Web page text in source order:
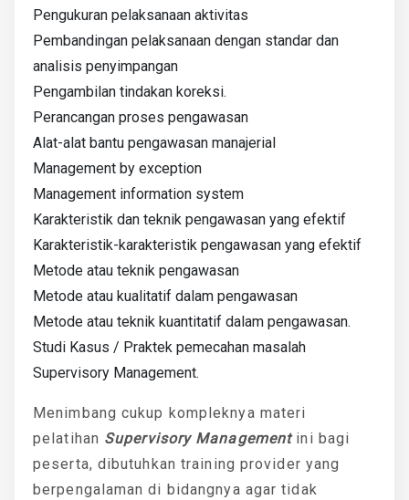
Pengukuran pelaksanaan aktivitas
Pembandingan pelaksanaan dengan standar dan
analisis penyimpangan
Pengambilan tindakan koreksi.
Perancangan proses pengawasan
Alat-alat bantu pengawasan manajerial
Management by exception
Management information system
Karakteristik dan teknik pengawasan yang efektif
Karakteristik-karakteristik pengawasan yang efektif
Metode atau teknik pengawasan
Metode atau kualitatif dalam pengawasan
Metode atau teknik kuantitatif dalam pengawasan.
Studi Kasus / Praktek pemecahan masalah
Supervisory Management.
Menimbang cukup kompleknya materi
pelatihan Supervisory Managementini bagi
peserta, dibutuhkan training provider yang
berpengalaman di bidangnya agar tidak